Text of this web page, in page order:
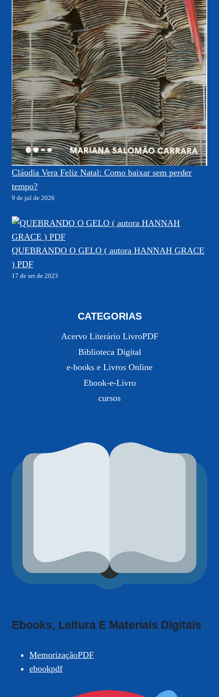
Cláudia Vera Feliz Natal: Como baixar sem perder
tempo?
9 de jul de 2026
QUEBRANDO O GELO ( autora HANNAH GRACE
) PDF
17 de set de 2023
CATEGORIAS
Acervo Literário LivroPDF
Biblioteca Digital
e-books e Livros Online
Ebook-e-Livro
cursos
Ebooks, Leitura E Materiais Digitais
MemorizaçãoPDF
ebookpdf